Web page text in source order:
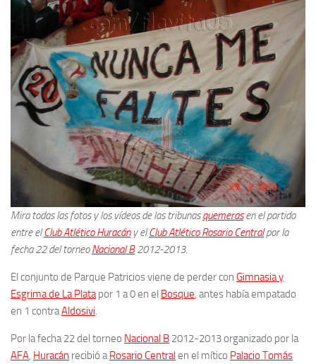
Mira todas las fotos y los vídeos de las tribunasquemerasen el partido
entre elClub Atlético Huracány elClub Atlético Rosario Centralpor la
fecha 22 del torneoNacional B2012-2013.
El conjunto de Parque Patricios viene de perder con Gimnasia y
Esgrima de La Plata por 1 a 0 en el Bosque , antes había empatado
en 1 contraAldosivi
Por la fecha 22 del torneo Nacional B 2012-2013 organizado por la
AFA Huracán recibió a Rosario Centralen el mítico Palacio Tomás